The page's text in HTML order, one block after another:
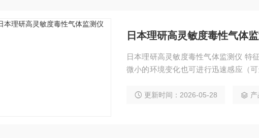
日本理研高灵敏度毒性气体
日本理研高灵敏度毒性气体监测仪 特征 具有良好的选择性，受其他气体的干扰较少 面对
微小的环境变化也可进行迅速感应（
更新时间：2026-05-28 产